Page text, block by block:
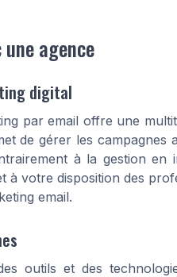
agence
digital
par email offre une
de gérer les campagnes
à la gestion en
à votre disposition des
email.
outils et des